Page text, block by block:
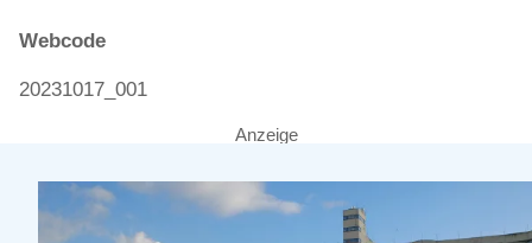
Webcode
20231017_001
Anzeige